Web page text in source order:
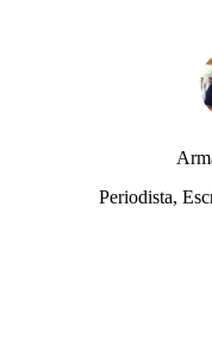
Periodista,